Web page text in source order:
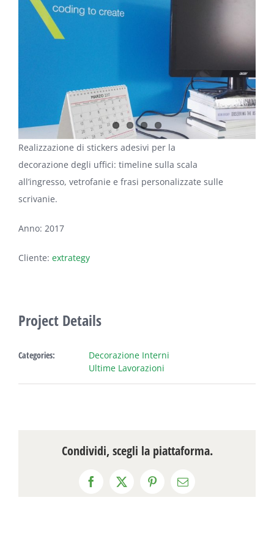
Image
Realizzazione di stickers adesivi per la
decorazione degli uffici: timeline sulla scala
all’ingresso, vetrofanie e frasi personalizzate sulle
scrivanie.
Anno: 2017
Cliente: extrategy
Project Details
Categories:
Decorazione Interni
Ultime Lavorazioni
Condividi, scegli la piattaforma.
Facebook
X PinterestEmail